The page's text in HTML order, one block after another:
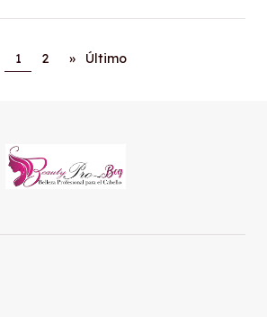
1 2 » Último